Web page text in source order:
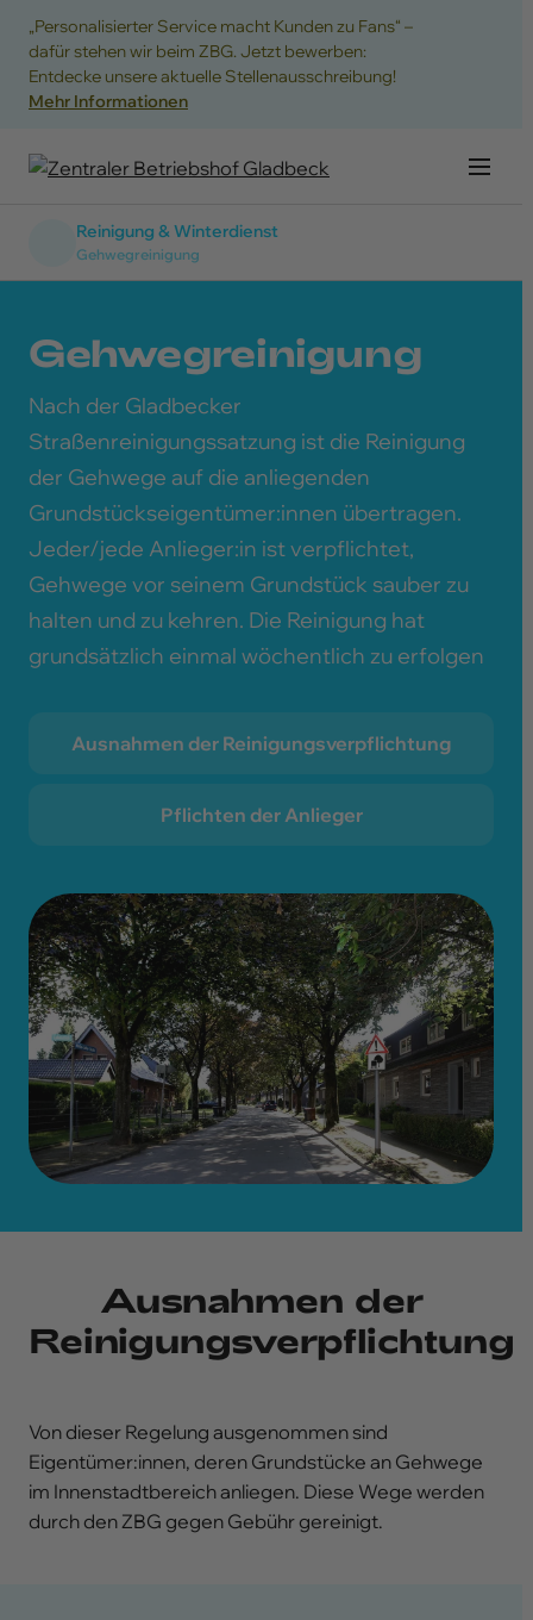
„Personalisierter Service macht Kunden zu Fans“ –
dafür stehen wir beim ZBG. Jetzt bewerben:
Entdecke unsere aktuelle Stellenausschreibung!
Mehr Informationen
Reinigung & Winterdienst
Gehwegreinigung
Übersicht
Reinigungen
Winterdienst
Gebühren
Mit dem Hund unterwegs
Gehwegreinigung
Nach der Gladbecker
Straßenreinigungssatzung ist die Reinigung
der Gehwege auf die anliegenden
Grundstückseigentümer:innen übertragen.
Jeder/jede Anlieger:in ist verpflichtet,
Gehwege vor seinem Grundstück sauber zu
halten und zu kehren. Die Reinigung hat
grundsätzlich einmal wöchentlich zu erfolgen
Ausnahmen der Reinigungsverpflichtung
Pflichten der Anlieger
Ausnahmen der
Reinigungsverpflichtung
Von dieser Regelung ausgenommen sind
Eigentümer:innen, deren Grundstücke an Gehwege
im Innenstadtbereich anliegen. Diese Wege werden
durch den ZBG gegen Gebühr gereinigt.